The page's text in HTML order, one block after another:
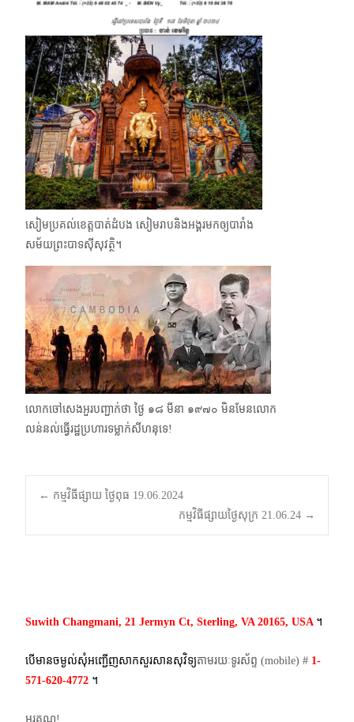
សៀមប្រគល់ខេត្តបាត់ដំបង សៀមរាប​និងអង្គរ​មកឲ្យបារាំង
សម័យព្រះបាទស៊ីសុវត្ថិ។
លោកចៅសេងអួរបញ្ជាក់ថា ថ្ងៃ ๑๘ មីនា ๑๙๗๐ មិនមែនលោក
លន់​នល់ធ្វើរដ្ឋប្រហារទម្លាក់សីហនុទេ!
Post
navigation
← កម្មវិធីផ្សាយ ថ្ងៃពុធ 19.06.2024
កម្មវិធីផ្សាយថ្ងៃសុក្រ 21.06.24 →
Suwith Changmani, 21 Jermyn Ct, Sterling, VA 20165, USA ។​
បើមានចម្ងល់​សុំអញ្ជើញសាកសួរសានសុវិទ្យតាមរយៈទូរស័ព្ទ​ (mobile)​ # 1-
571-620-4772​ ។
អរគុណ!